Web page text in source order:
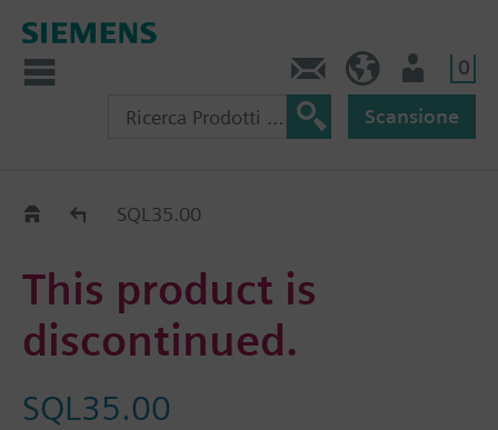
0
Scansione
Old2NewSQL35.00
This product is
discontinued.
SQL35.00